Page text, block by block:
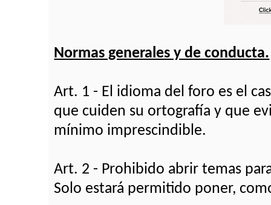
Normas generales y de conducta.
Art. 1 - El idioma del foro es el
que cuiden su ortografía y que
mínimo imprescindible.
Art. 2 - Prohibido abrir temas
Solo estará permitido poner,